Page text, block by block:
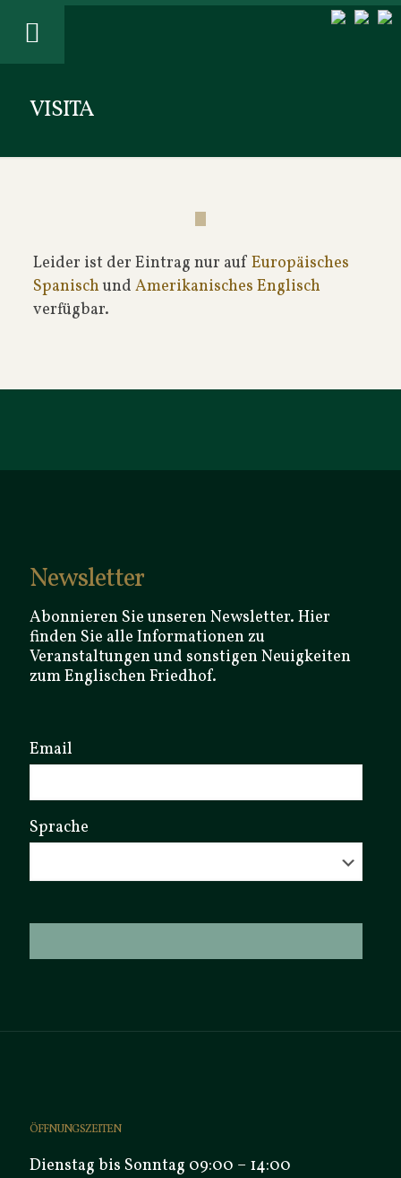
VISITA
Leider ist der Eintrag nur auf Europäisches
Spanischund Amerikanisches Englisch
verfügbar.
Newsletter
Abonnieren Sie unseren Newsletter. Hier
finden Sie alle Informationen zu
Veranstaltungen und sonstigen Neuigkeiten
zum Englischen Friedhof.
Email
Sprache
ÖFFNUNGSZEITEN
Dienstag bis Sonntag 09:00 – 14:00